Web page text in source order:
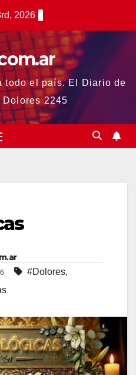
2026
todo el país. El Diario de
Dolores 2245
#Dolores,